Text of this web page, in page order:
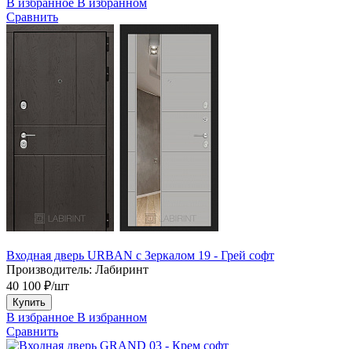
Сравнить
Входная дверь URBAN с Зеркалом 19 - Грей софт
Производитель: Лабиринт
40 100 ₽/шт
Купить
В избранное В избранном
Сравнить